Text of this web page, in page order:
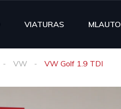
VIATURAS MLAUTO
VW VW Golf 1.9 TDI